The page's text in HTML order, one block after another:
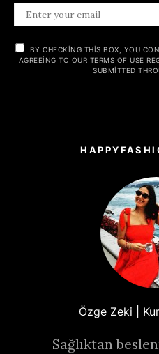
BY CHECKING THIS BOX, YOU
AGREEING TO OUR TERMS OF USE
SUBMITTED
Özge Zeki |
Sağlıktan